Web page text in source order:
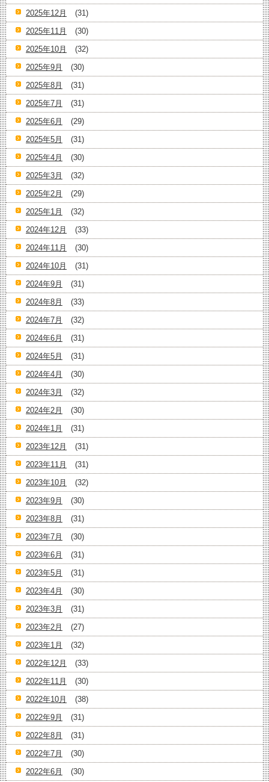
2025年12月
(31)
2025年11月
(30)
2025年10月
(32)
2025年9月
(30)
2025年8月
(31)
2025年7月
(31)
2025年6月
(29)
2025年5月
(31)
2025年4月
(30)
2025年3月
(32)
2025年2月
(29)
2025年1月
(32)
2024年12月
(33)
2024年11月
(30)
2024年10月
(31)
2024年9月
(31)
2024年8月
(33)
2024年7月
(32)
2024年6月
(31)
2024年5月
(31)
2024年4月
(30)
2024年3月
(32)
2024年2月
(30)
2024年1月
(31)
2023年12月
(31)
2023年11月
(31)
2023年10月
(32)
2023年9月
(30)
2023年8月
(31)
2023年7月
(30)
2023年6月
(31)
2023年5月
(31)
2023年4月
(30)
2023年3月
(31)
2023年2月
(27)
2023年1月
(32)
2022年12月
(33)
2022年11月
(30)
2022年10月
(38)
2022年9月
(31)
2022年8月
(31)
2022年7月
(30)
2022年6月
(30)